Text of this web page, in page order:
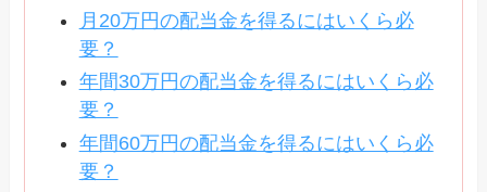
月20万円の配当金を得るにはいくら必
要？
年間30万円の配当金を得るにはいくら必
要？
年間60万円の配当金を得るにはいくら必
要？